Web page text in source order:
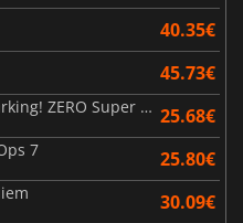
40.35€
45.73€
DRAGON BALL Sparking! ZERO Super Limit Breaking NEO 25.68€
7 25.80€
30.09€